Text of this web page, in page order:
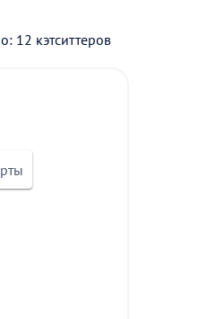
12 кэтситтеров